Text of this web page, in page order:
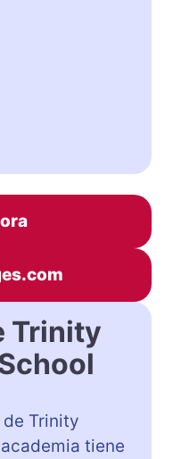
Trinity
de Trinity
tiene